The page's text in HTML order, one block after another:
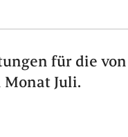
für die von
Juli.